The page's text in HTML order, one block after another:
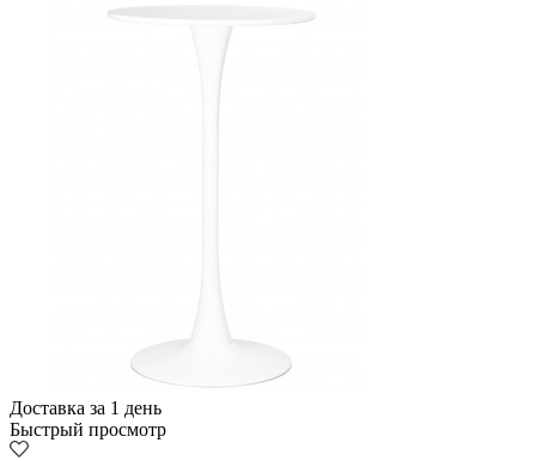
Доставка за 1 день
Быстрый просмотр